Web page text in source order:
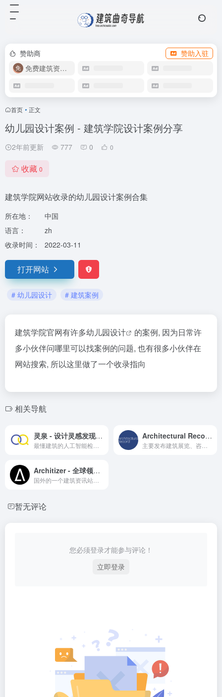
赞助商
赞助入驻
免费建筑资源库
首页 • 正文
幼儿园设计案例 - 建筑学院设计案例分享
2年前更新 777 0 0
收藏 0
建筑学院网站收录的幼儿园设计案例合集
所在地：
中国
语言：
zh
收录时间：
2022-03-11
打开网站
# 幼儿园设计 # 建筑案例
建筑学院官网有许多幼儿园设计
的案例, 因为日常许
多小伙伴问哪里可以找案例的问题, 也有很多小伙伴在
网站搜索, 所以这里做了一个收录指向
相关导航
灵泉 - 设计灵感发现平台 Architectural Record - 建筑杂志
Architizer - 全球领先的建筑设计媒体与平台
暂无评论
您必须登录才能参与评论！
立即登录